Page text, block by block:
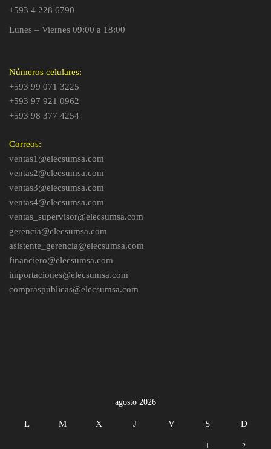
+593 4 228 6790
Lunes – Viernes 09:00 a 18:00
Números celulares:
+593 99 071 3225
+593 97 921 0962
+593 98 377 4254
Correos:
ventas1@elecsumsa.com
ventas2@elecsumsa.com
ventas3@elecsumsa.com
ventas4@elecsumsa.com
ventas_supervisor@elecsumsa.com
gerencia@elecsumsa.com
asistente_gerencia@elecsumsa.com
financiero@elecsumsa.com
importaciones@elecsumsa.com
compraspublicas@elecsumsa.com
agosto 2026
L M X J V S D
1 2